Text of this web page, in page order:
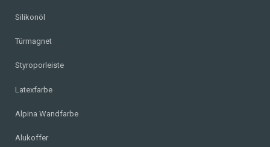
Silikonöl
Türmagnet
Styroporleiste
Latexfarbe
Alpina Wandfarbe
Alukoffer